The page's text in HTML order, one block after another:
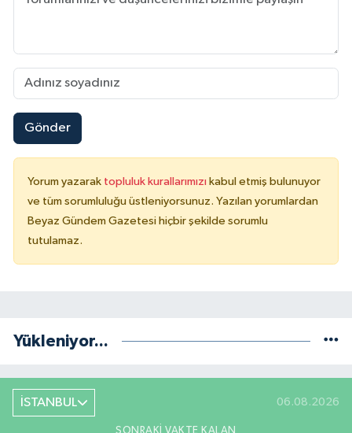
Gönder
Yorum yazarak topluluk kurallarımızı kabul etmiş bulunuyor
ve tüm sorumluluğu üstleniyorsunuz. Yazılan yorumlardan
Beyaz Gündem Gazetesi hiçbir şekilde sorumlu
tutulamaz.
Yükleniyor...
İSTANBUL 06.08.2026
SONRAKI VAKTE KALAN